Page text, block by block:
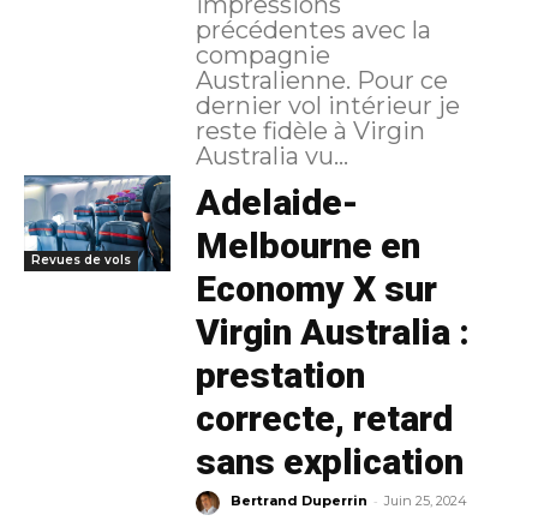
précédentes avec la
compagnie
Australienne. Pour ce
dernier vol intérieur je
reste fidèle à Virgin
Australia vu...
Revues de vols
Adelaide-
Melbourne en
Economy X sur
Virgin Australia :
prestation
correcte, retard
sans explication
Bertrand Duperrin - Juin 25, 2024